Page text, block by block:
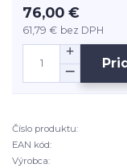
76,00 €
61,79 € bez DPH
Číslo produktu:
EAN kód:
Výrobca: